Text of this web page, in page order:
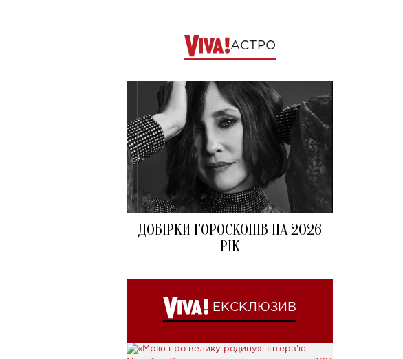
АСТРО
ДОБІРКИ ГОРОСКОПІВ НА 2026
РІК
ЕКСКЛЮЗИВ